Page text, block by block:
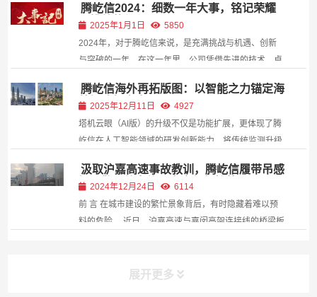
高架联络线工程中发生的履带吊倾覆事件，不仅造成巨
大经济损失，更对城市轨道交通运营构成严重威胁。 ...
腾屹信2024：细数一年大事，铭记荣耀
与挑战的征程
2025年1月1日
5850
2024年，对于腾屹信来说，是充满挑战与机遇、创新
与突破的一年。在这一年里，公司凭借先进的技术、卓
一系列令人瞩目的成就。 ,
腾屹信海外再拓版图：以智能之力锚定海
外智建新高度
2025年12月11日
4927
塔机云眼（AI版）的升级不仅是功能扩展，更体现了腾
屹信在人工智能领域的研发创新能力。将传统监测升级
低人为失误风险，提升作业安全性。
汲取沪嘉高速事故教训，腾屹信履带吊感
知预警系统为施工安全保驾护航
2024年12月24日
6114
前 言 在城市建设的繁忙景象背后，有时隐藏着难以预
料的危险。 近日，沪嘉高速与嘉闵高架连接线的桥梁板
轨道，正与驶来的地铁相撞。事故现场一片狼藉，让...
展开更多